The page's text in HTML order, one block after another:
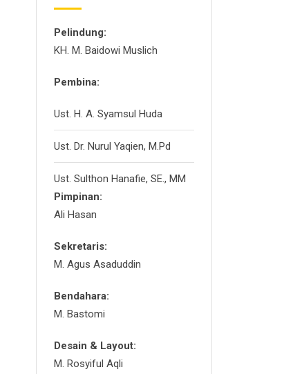
Pelindung:
KH. M. Baidowi Muslich
Pembina:
Ust. H. A. Syamsul Huda
Ust. Dr. Nurul Yaqien, M.Pd
Ust. Sulthon Hanafie, SE., MM
Pimpinan:
Ali Hasan
Sekretaris:
M. Agus Asaduddin
Bendahara:
M. Bastomi
Desain & Layout:
M. Rosyiful Aqli